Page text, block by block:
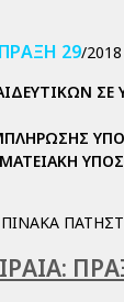
ΠΡΑΞΗ 29/2018
ΣΕ